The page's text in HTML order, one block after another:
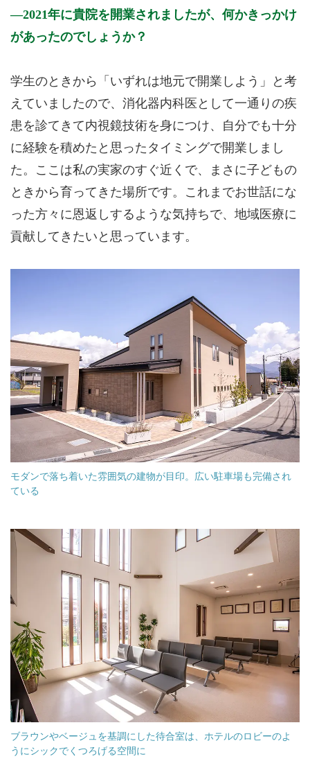
2021年に貴院を開業されましたが、何かきっかけ
があったのでしょうか？
学生のときから「いずれは地元で開業しよう」と考
えていましたので、消化器内科医として一通りの疾
患を診てきて内視鏡技術を身につけ、自分でも十分
に経験を積めたと思ったタイミングで開業しまし
た。ここは私の実家のすぐ近くで、まさに子どもの
ときから育ってきた場所です。これまでお世話にな
った方々に恩返しするような気持ちで、地域医療に
貢献してきたいと思っています。
モダンで落ち着いた雰囲気の建物が目印。広い駐車場も完備され
ている
ブラウンやベージュを基調にした待合室は、ホテルのロビーのよ
うにシックでくつろげる空間に